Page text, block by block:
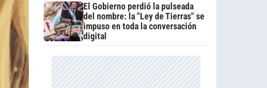
El Gobierno perdió la pulseada
del nombre: la "Ley de Tierras" se
impuso en toda la conversación
digital